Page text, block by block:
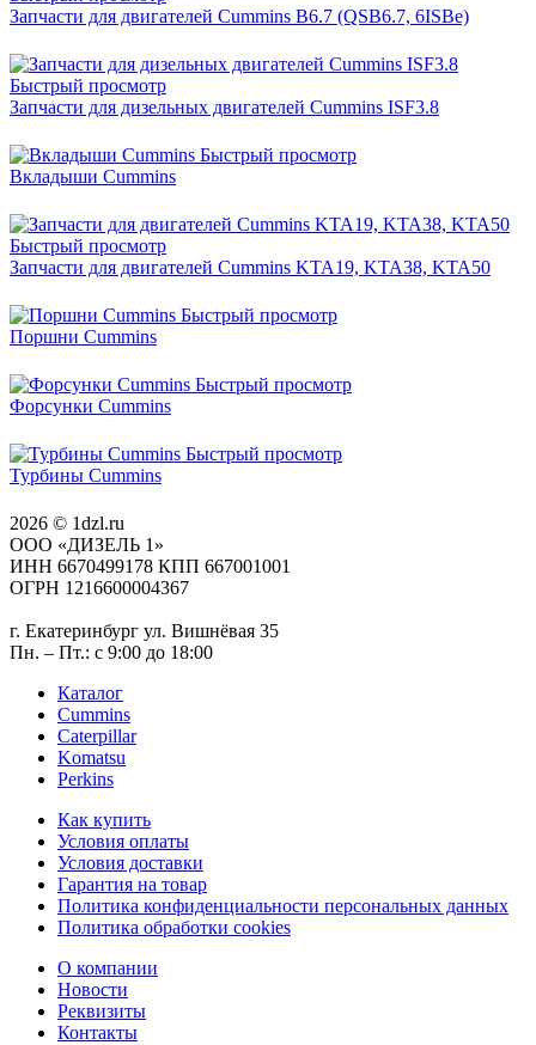
Запчасти для двигателей Cummins B6.7 (QSB6.7, 6ISBe)
Быстрый просмотр
Запчасти для дизельных двигателей Cummins ISF3.8
Быстрый просмотр
Вкладыши Cummins
Быстрый просмотр
Запчасти для двигателей Cummins KTA19, KTA38, KTA50
Быстрый просмотр
Поршни Cummins
Быстрый просмотр
Форсунки Cummins
Быстрый просмотр
Турбины Cummins
2026 © 1dzl.ru
ООО «ДИЗЕЛЬ 1»
ИНН 6670499178 КПП 667001001
ОГРН 1216600004367
г. Екатеринбург ул. Вишнёвая 35
Пн. – Пт.: с 9:00 до 18:00
Каталог
Cummins
Caterpillar
Komatsu
Perkins
Как купить
Условия оплаты
Условия доставки
Гарантия на товар
Политика конфиденциальности персональных данных
Политика обработки cookies
О компании
Новости
Реквизиты
Контакты